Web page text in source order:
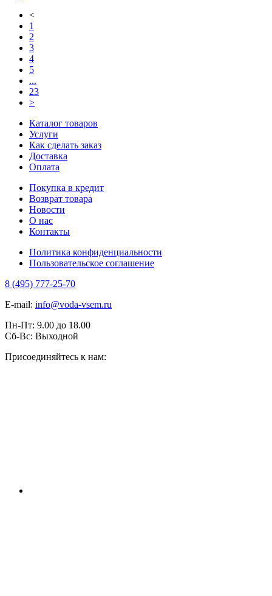
<
1
2
3
4
5
...
23
>
Каталог товаров
Услуги
Как сделать заказ
Доставка
Оплата
Покупка в кредит
Возврат товара
Новости
О нас
Контакты
Политика конфиденциальности
Пользовательское соглашение
8 (495) 777-25-70
E-mail: info@voda-vsem.ru
Пн-Пт: 9.00 до 18.00
Сб-Вс: Выходной
Присоединяйтесь к нам: